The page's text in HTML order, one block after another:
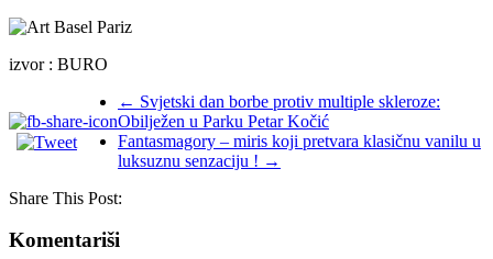
izvor : BURO
← Svjetski dan borbe protiv multiple skleroze:
Obilježen u Parku Petar Kočić
Fantasmagory – miris koji pretvara klasičnu vanilu u
luksuznu senzaciju ! →
Share This Post:
Komentariši